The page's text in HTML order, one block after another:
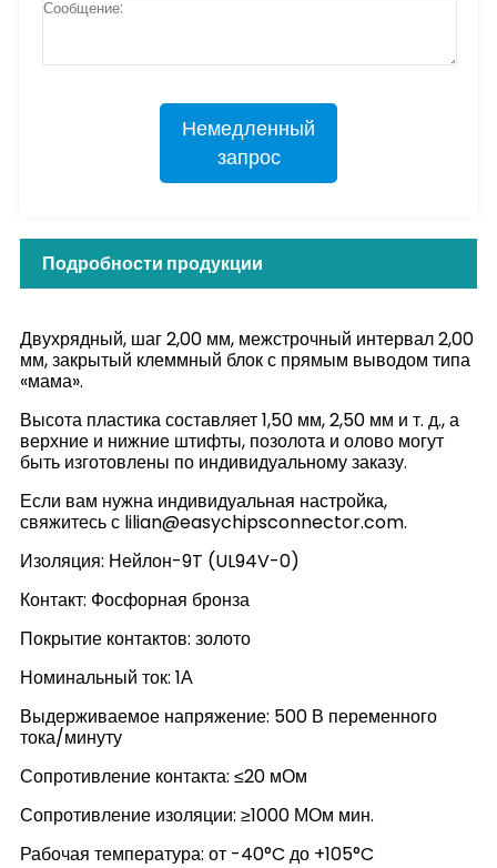
Немедленный
запрос
Подробности продукции
Двухрядный, шаг 2,00 мм, межстрочный интервал 2,00
мм, закрытый клеммный блок с прямым выводом типа
«мама».
Высота пластика составляет 1,50 мм, 2,50 мм и т. д., а
верхние и нижние штифты, позолота и олово могут
быть изготовлены по индивидуальному заказу.
Если вам нужна индивидуальная настройка,
свяжитесь с lilian@easychipsconnector.com.
Изоляция: Нейлон-9T (UL94V-0)
Контакт: Фосфорная бронза
Покрытие контактов: золото
Номинальный ток: 1А
Выдерживаемое напряжение: 500 В переменного
тока/минуту
Сопротивление контакта: ≤20 мОм
Сопротивление изоляции: ≥1000 МОм мин.
Рабочая температура: от -40°C до +105°C